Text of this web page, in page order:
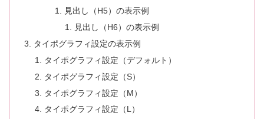
見出し（H5）の表示例
見出し（H6）の表示例
タイポグラフィ設定の表示例
タイポグラフィ設定（デフォルト）
タイポグラフィ設定（S）
タイポグラフィ設定（M）
タイポグラフィ設定（L）